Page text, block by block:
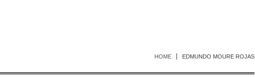
HOME EDMUNDO MOURE ROJAS